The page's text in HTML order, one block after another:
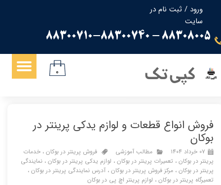
ورود / ثبت نام در
سایت
حساب کاربری من
تغییر گذر واژه
سفارشات
88308005 - 88300710-88300740
کپی تک ۰
فروش انواع قطعات و لوازم یدکی پرینتر در
بوکان
۰۷ خرداد ۱۴۰۴ مطالب آموزشی فروش پرینتر در بوکان ، خدمات
پرینتر در بوکان ، تعمیرات پرینتر در بوکان ، لوازم یدکی پرینتر در بوکان ، نمایندگی
پرینتر در بوکان ، مرکز فروش پرینتر در بوکان ، آدرس نمایندگی پرینتر در بوکان ،
تعمیرگاه پرینتر در بوکان ، لوازم پرینتر اچ پی در بوکان